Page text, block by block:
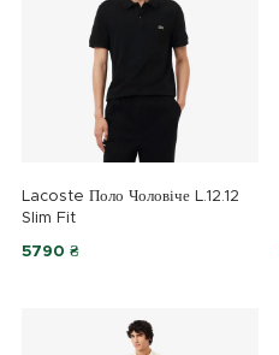
Lacoste Поло Чоловіче L.12.12
Slim Fit
5790 ₴